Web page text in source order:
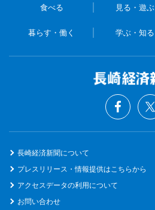
食べる 見る・遊ぶ
暮らす・働く 学ぶ・知る
長崎経済新聞について
プレスリリース・情報提供はこちらから
アクセスデータの利用について
お問い合わせ